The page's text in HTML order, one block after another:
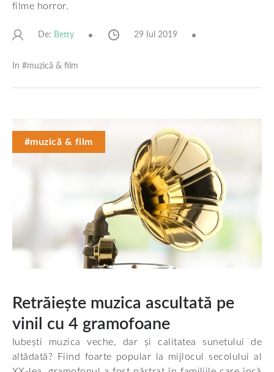
filme horror.
De: Betty 29 Iul 2019
In #muzică & film
#muzică & film
Retrăiește muzica ascultată pe
vinil cu 4 gramofoane
Iubești muzica veche, dar și calitatea sunetului de
altădată? Fiind foarte popular la mijlocul secolului al